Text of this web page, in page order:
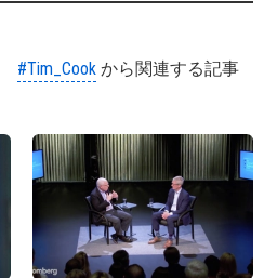
#Tim_Cook から関連する記事